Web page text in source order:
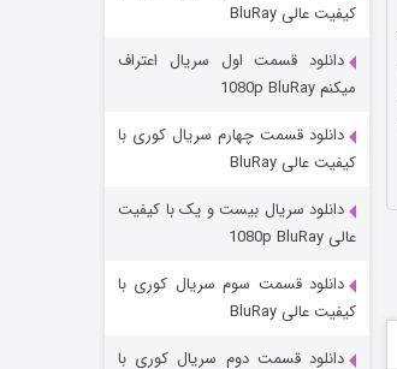
مردگان متحرک: شهر مرده ۳
کیفیت عالی BluRay
دانلود قسمت اول سریال اعتراف
میکنم 1080p BluRay
دانلود قسمت چهارم سریال کوری با
کیفیت عالی BluRay
دانلود سریال بیست و یک با کیفیت
عالی 1080p BluRay
دانلود قسمت سوم سریال کوری با
کیفیت عالی BluRay
دانلود قسمت دوم سریال کوری با